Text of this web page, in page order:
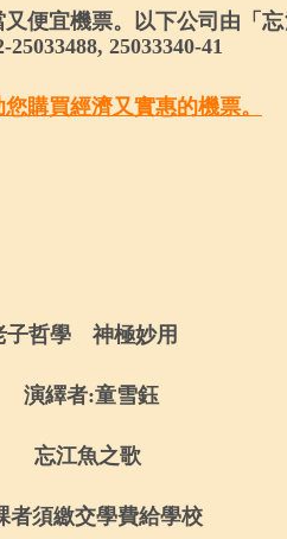
便宜機票。以下公司由「忘
25033488, 25033340-41
購買經濟又實惠的機票。
子哲學 神極妙用
演繹者:童雪鈺
忘江魚之歌
者須繳交學費給學校